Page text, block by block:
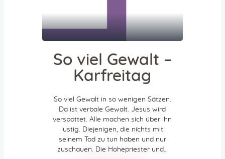
So viel Gewalt –
Karfreitag
So viel Gewalt in so wenigen Sätzen.
Da ist verbale Gewalt. Jesus wird
verspottet. Alle machen sich über ihn
lustig. Diejenigen, die nichts mit
seinem Tod zu tun haben und nur
zuschauen. Die Hohepriester und…